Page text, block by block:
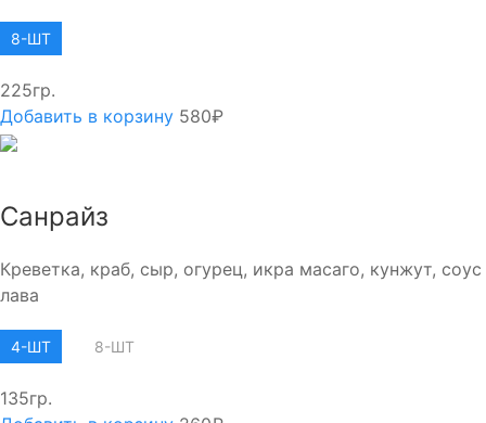
8-ШТ
225гр.
Добавить в корзину 580₽
Санрайз
Креветка, краб, сыр, огурец, икра масаго, кунжут, соус
лава
4-ШТ 8-ШТ
135гр.